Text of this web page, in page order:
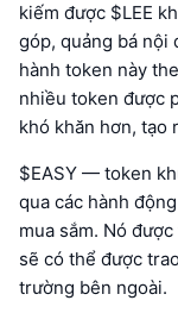
kiếm được $LEE
góp, quảng bá nội
hành token này
nhiều token được
khó khăn hơn, tạo
$EASY — token
qua các hành
mua sắm. Nó
sẽ có thể được
trường bên ngoài.